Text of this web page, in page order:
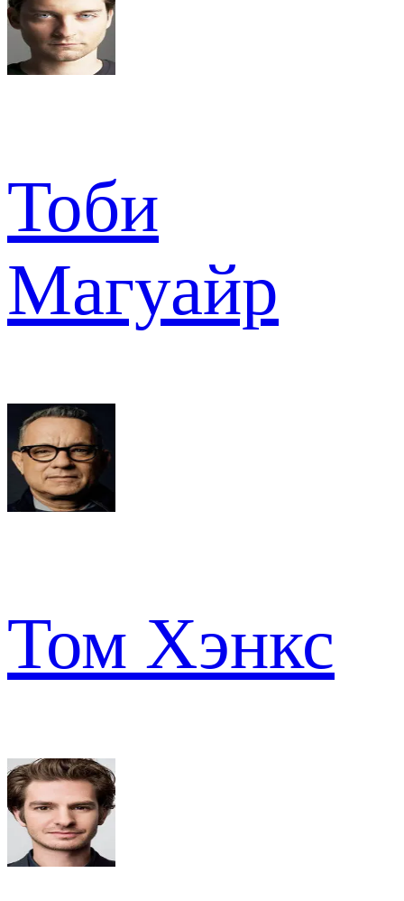
Тоби
Магуайр
Том Хэнкс